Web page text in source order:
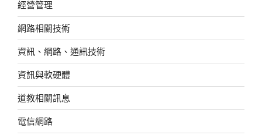
經營管理
網路相關技術
資訊、網路、通訊技術
資訊與軟硬體
道教相關訊息
電信網路